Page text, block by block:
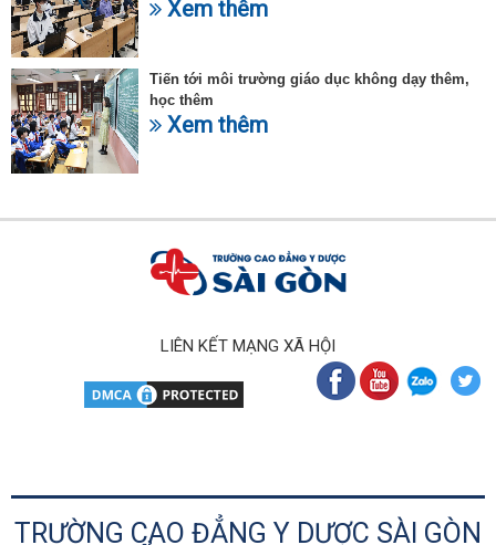
Xem thêm
Tiến tới môi trường giáo dục không dạy thêm,
học thêm
Xem thêm
LIÊN KẾT MẠNG XÃ HỘI
TRƯỜNG CAO ĐẲNG Y DƯỢC SÀI GÒN